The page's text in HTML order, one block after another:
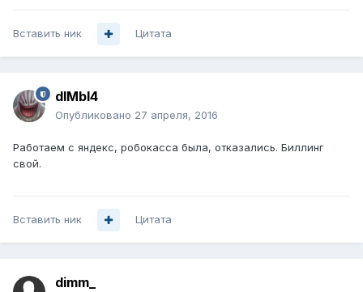
Вставить ник Цитата
dIMbI4
Опубликовано 27 апреля, 2016
Работаем с яндекс, робокасса была, отказались. Биллинг
свой.
Вставить ник Цитата
dimm_